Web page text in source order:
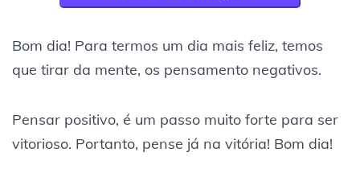
Bom dia! Para termos um dia mais feliz, temos
que tirar da mente, os pensamento negativos.
Pensar positivo, é um passo muito forte para ser
vitorioso. Portanto, pense já na vitória! Bom dia!